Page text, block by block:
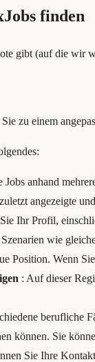
finden
gibt (auf die wir
zu einem
Jobs anhand
angezeigte
Ihr Profil,
wie
Position. Wenn
: Auf dieser
berufliche
können. Sie
Sie Ihre